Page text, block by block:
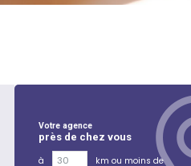
Votre agence
près de chez vous
à
km ou moins de